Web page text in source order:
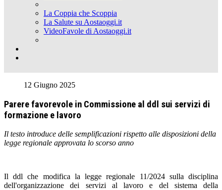
La Coppia che Scoppia
La Salute su Aostaoggi.it
VideoFavole di Aostaoggi.it
12 Giugno 2025
Parere favorevole in Commissione al ddl sui servizi di
formazione e lavoro
Il testo introduce delle semplificazioni rispetto alle disposizioni della
legge regionale approvata lo scorso anno
Il ddl che modifica la legge regionale 11/2024 sulla disciplina
dell'organizzazione dei servizi al lavoro e del sistema della